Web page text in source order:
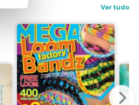
Ver tudo